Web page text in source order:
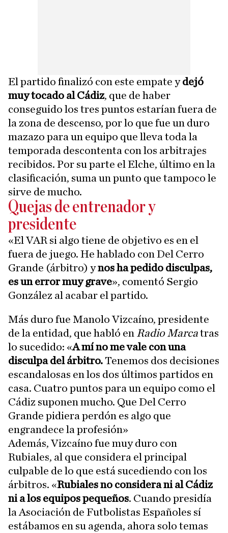
El partido finalizó con este empate ydejó
muy tocado al Cádiz, que de haber
conseguido los tres puntos estarían fuera de
la zona de descenso, por lo que fue un duro
mazazo para un equipo que lleva toda la
temporada descontenta con los arbitrajes
recibidos. Por su parte el Elche, último en la
clasificación, suma un punto que tampoco le
sirve de mucho.
Quejas de entrenador y
presidente
«El VAR si algo tiene de objetivo es en el
fuera de juego. He hablado con Del Cerro
Grande (árbitro) ynos ha pedido disculpas,
es un error muy grave», comentó Sergio
González al acabar el partido.
Más duro fue Manolo Vizcaíno, presidente
de la entidad, que habló en Radio Marcatras
lo sucedido: «A mí no me vale con una
disculpa del árbitro. Tenemos dos decisiones
escandalosas en los dos últimos partidos en
casa. Cuatro puntos para un equipo como el
Cádiz suponen mucho. Que Del Cerro
Grande pidiera perdón es algo que
engrandece la profesión»
Además, Vizcaíno fue muy duro con
Rubiales, al que considera el principal
culpable de lo que está sucediendo con los
árbitros. «Rubiales no considera ni al Cádiz
ni a los equipos pequeños. Cuando presidía
la Asociación de Futbolistas Españoles sí
estábamos en su agenda, ahora solo temas